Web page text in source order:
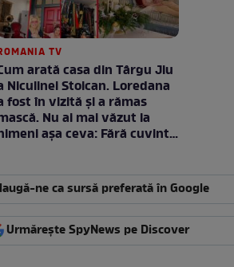
TV
arată casa din Târgu Jiu
Niculinei Stoican. Loredana
fost în vizită și a rămas
Nu ai mai văzut la
așa ceva: Fără cuvinte
ne ca sursă preferată în Google
Urmărește SpyNews pe Discover